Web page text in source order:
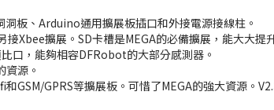
板、Arduino通用擴展板插口和外接電源接線柱。
Xbee擴展。SD卡槽是MEGA的必備擴展，能大大提
口，能夠相容DFRobot的大部分感測器。
源。
GPRS等擴展板。可惜了MEGA的強大資源。